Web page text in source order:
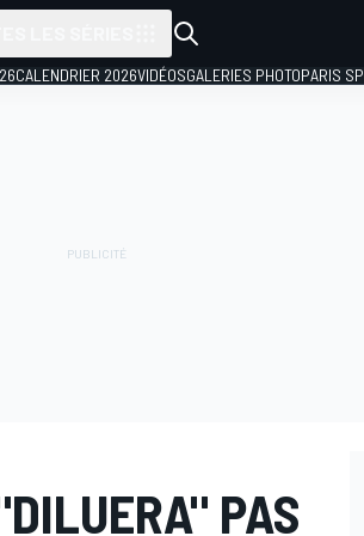
CALENDRIER 2026VIDÉOSGALERIES PHOTOPARIS
PAS